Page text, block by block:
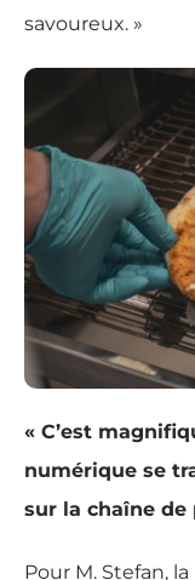
savoureux. »
« C’est
numérique se
sur la chaîne de
Pour M. Stefan,